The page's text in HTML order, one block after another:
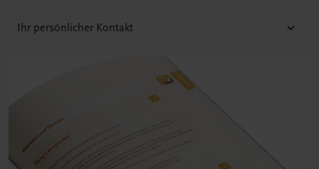
Ihr persönlicher Kontakt